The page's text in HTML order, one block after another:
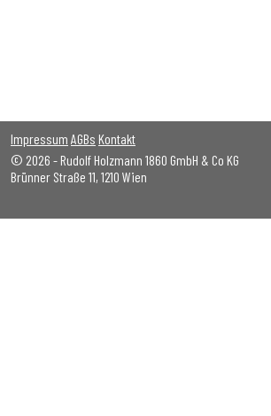
Impressum AGBs Kontakt
© 2026 - Rudolf Holzmann 1860 GmbH & Co KG
Brünner Straße 11, 1210 Wien